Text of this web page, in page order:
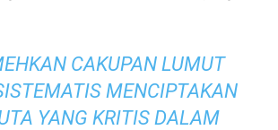
CAKUPAN LUMUT
MENCIPTAKAN
YANG KRITIS DALAM